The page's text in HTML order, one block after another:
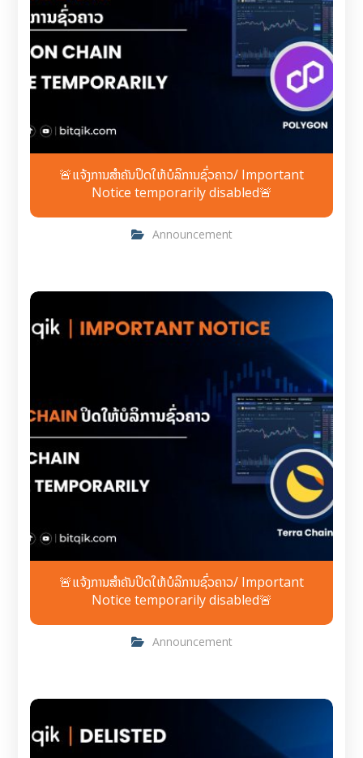
🚨ແຈ້ງການສຳຄັນປິດໃຫ້ບໍລິການຊົ່ວຄາວ/ Important
Notice temporarily disabled🚨
Announcement
🚨ແຈ້ງການສຳຄັນປິດໃຫ້ບໍລິການຊົ່ວຄາວ/ Important
Notice temporarily disabled🚨
Announcement